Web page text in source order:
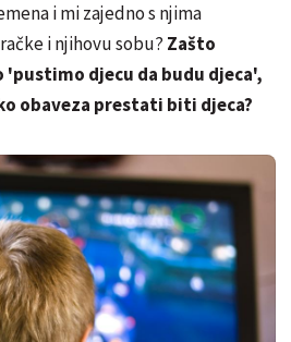
i mi zajedno s njima
i njihovu sobu? Zašto
djecu da budu djeca',
obaveza prestati biti djeca?